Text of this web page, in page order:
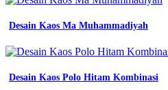
Desain Kaos Ma Muhammadiyah
Desain Kaos Polo Hitam Kombinasi